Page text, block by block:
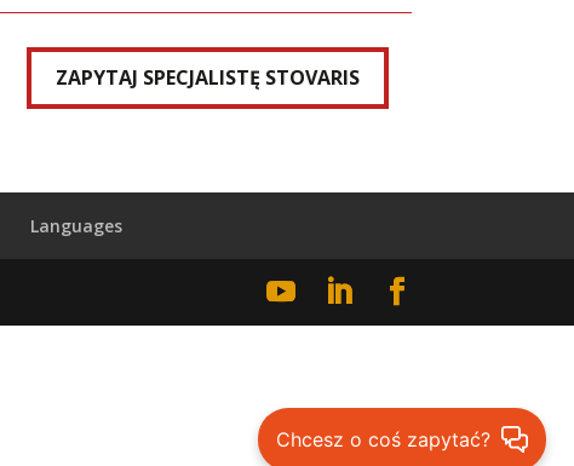
ZAPYTAJ SPECJALISTĘ STOVARIS
Languages
Chcesz o coś zapytać?